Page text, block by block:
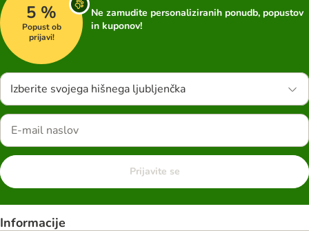
5 %
Popust ob
prijavi!
Ne zamudite personaliziranih ponudb, popustov
in kuponov!
Izberite svojega hišnega ljubljenčka
Prijavite se
Informacije